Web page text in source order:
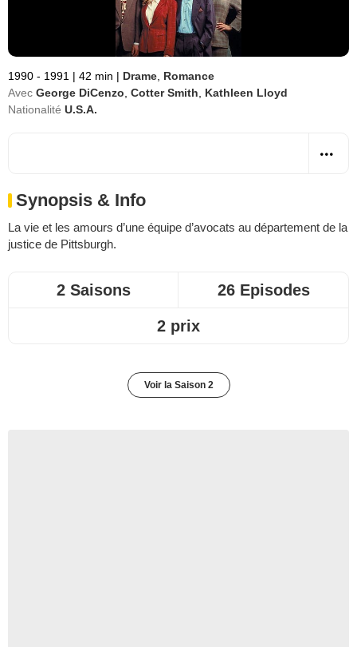
1990 - 1991 | 42 min | Drame Romance
Avec George DiCenzo Cotter Smith
Kathleen Lloyd
Nationalité U.S.A.
Synopsis & Info
La vie et les amours d’une équipe d’avocats au département de la
justice de Pittsburgh.
2 Saisons 26 Episodes
2 prix
Voir la Saison 2